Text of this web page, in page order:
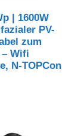
| 1600W
PV-
zum
Wifi
N-TOPCon